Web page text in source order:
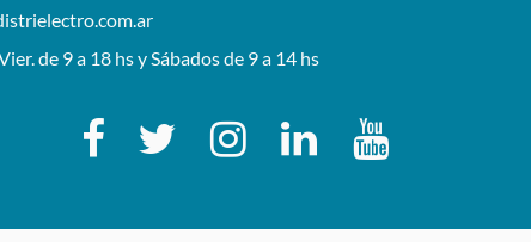
de 9 a 18 hs y Sábados de 9 a 14 hs